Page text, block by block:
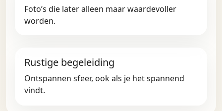
Foto’s die later alleen maar waardevoller
worden.
Rustige begeleiding
Ontspannen sfeer, ook als je het spannend
vindt.